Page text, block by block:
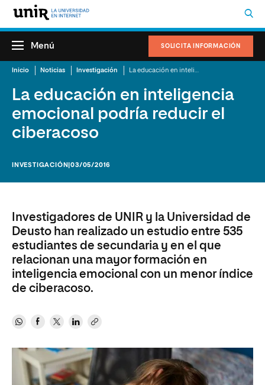
SOLICITA INFORMACIÓN
Menú
Inicio Noticias Investigación
La educación en inteligencia
emocional podría reducir el
ciberacoso
INVESTIGACIÓN |03/05/2016
Investigadores de UNIR y la Universidad de
Deusto han realizado un estudio entre 535
estudiantes de secundaria y en el que
relacionan una mayor formación en
inteligencia emocional con un menor índice
de ciberacoso.